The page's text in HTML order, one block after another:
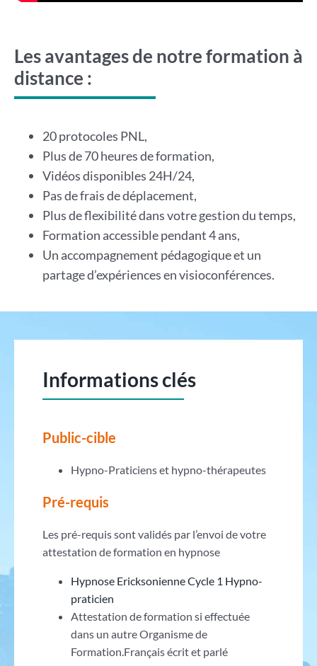
Les avantages de notre formation à
distance :
20 protocoles PNL,
Plus de 70 heures de formation,
Vidéos disponibles 24H/24,
Pas de frais de déplacement,
Plus de flexibilité dans votre gestion du temps,
Formation accessible pendant 4 ans,
Un accompagnement pédagogique et un
partage d’expériences en visioconférences.
Informations clés
Public-cible
Hypno-Praticiens et hypno-thérapeutes
Pré-requis
Les pré-requis sont validés par l’envoi de votre
attestation de formation en hypnose
Hypnose Ericksonienne Cycle 1 Hypno-
praticien
Attestation de formation si effectuée
dans un autre Organisme de
Formation.Français écrit et parlé